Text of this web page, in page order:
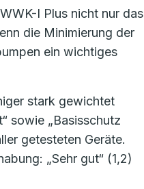
I Plus nicht nur das
die Minimierung der
ein wichtiges
stark gewichtet
sowie „Basisschutz
getesteten Geräte.
„Sehr gut“ (1,2)